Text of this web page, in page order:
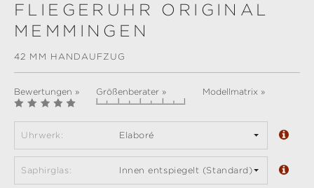
FLIEGERUHR ORIGINAL
MEMMINGEN
42 MM HANDAUFZUG
Bewertungen » Größenberater » Modellmatrix »
Uhrwerk: Elaboré
Saphirglas: Innen entspiegelt (Standard)